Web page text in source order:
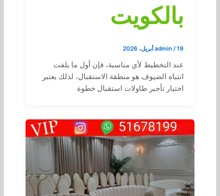
بالكويت
admin /19 أبريل، 2026
عند التخطيط لأي مناسبة، فإن أول ما يلفت
انتباه الضيوف هو منطقة الاستقبال، لذلك يعتبر
اختيار تأجير طاولات استقبال خطوة